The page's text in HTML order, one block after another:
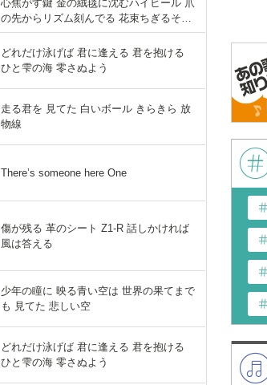
心焦がす鍵 金の絨毯に沈むハイヒール 爪
の先からリズム刻んでる 花束ちぎるその
指でならば
どれだけ泳げば 君に逢える 君を抱ける
ひと雫の海 零さぬよう
走る君を 見てた 白いボール きらきら 放
物線
There’s someone here One
傷が残る 革のシート Z1-R 話しかければ
風は答える
少年の瞳に 映る青い空は 世界の果てまで
も 見てた 悲しい空
どれだけ泳げば 君に逢える 君を抱ける
ひと雫の海 零さぬよう